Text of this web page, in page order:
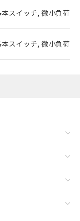
スイッチ, 微小負荷,
スイッチ, 微小負荷,